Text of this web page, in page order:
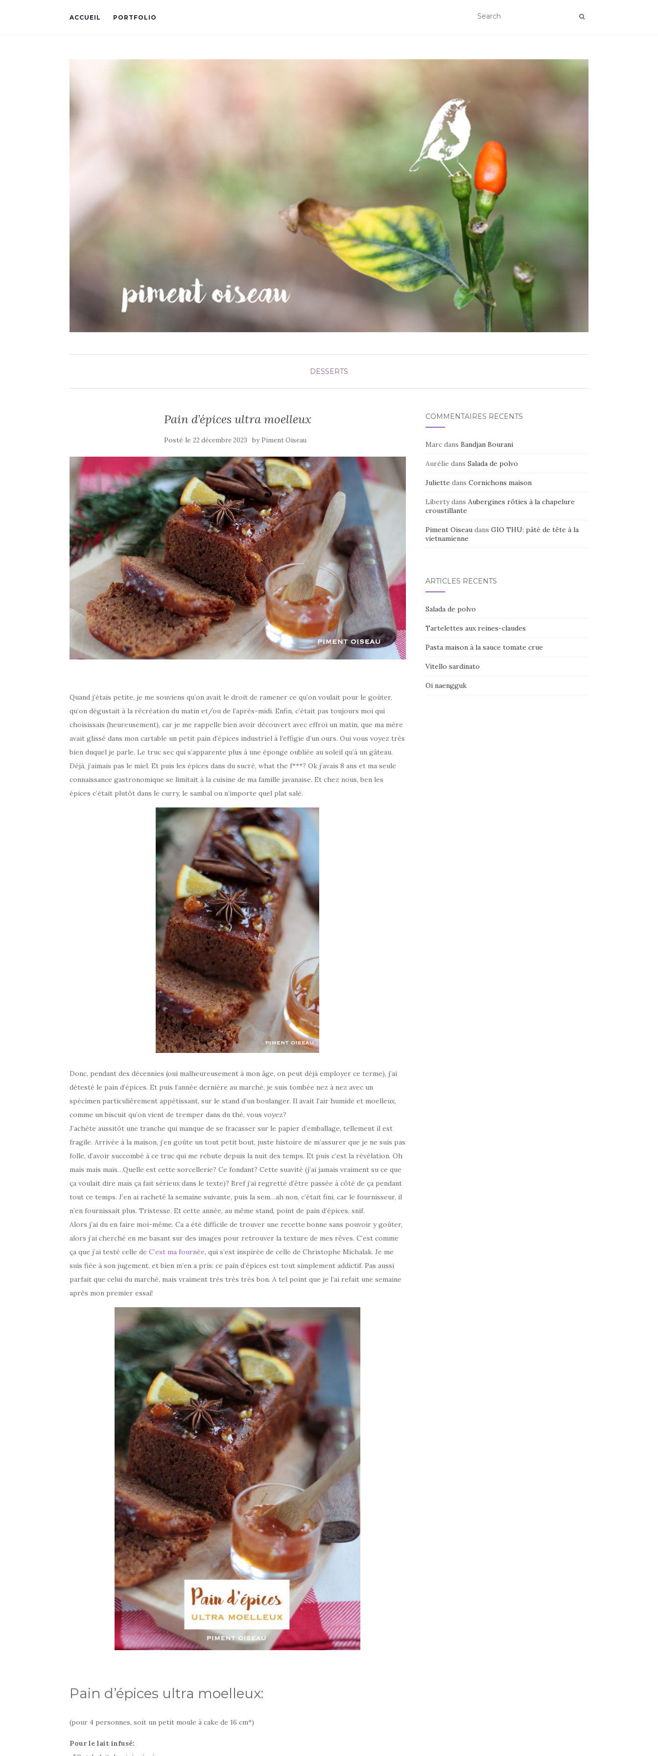
ACCUEIL PORTFOLIO
DESSERTS
Pain d’épices ultra moelleux
Posté le 22 décembre 2023 by Piment Oiseau
Quand j’étais petite, je me souviens qu’on avait le droit de ramener ce qu’on voulait pour le goûter,
qu’on dégustait à la récréation du matin et/ou de l’après-midi. Enfin, c’était pas toujours moi qui
choisissais (heureusement), car je me rappelle bien avoir découvert avec effroi un matin, que ma mère
avait glissé dans mon cartable un petit pain d’épices industriel à l’effigie d’un ours. Oui vous voyez très
bien duquel je parle. Le truc sec qui s’apparente plus à une éponge oubliée au soleil qu’à un gâteau.
Déjà, j’aimais pas le miel. Et puis les épices dans du sucré, what the f***? Ok j’avais 8 ans et ma seule
connaissance gastronomique se limitait à la cuisine de ma famille javanaise. Et chez nous, ben les
épices c’était plutôt dans le curry, le sambal ou n’importe quel plat salé.
Donc, pendant des décennies (oui malheureusement à mon âge, on peut déjà employer ce terme), j’ai
détesté le pain d’épices. Et puis l’année dernière au marché, je suis tombée nez à nez avec un
spécimen particulièrement appétissant, sur le stand d’un boulanger. Il avait l’air humide et moelleux,
comme un biscuit qu’on vient de tremper dans du thé, vous voyez?
J’achète aussitôt une tranche qui manque de se fracasser sur le papier d’emballage, tellement il est
fragile. Arrivée à la maison, j’en goûte un tout petit bout, juste histoire de m’assurer que je ne suis pas
folle, d’avoir succombé à ce truc qui me rebute depuis la nuit des temps. Et puis c’est la révélation. Oh
mais mais mais…Quelle est cette sorcellerie? Ce fondant? Cette suavité (j’ai jamais vraiment su ce que
ça voulait dire mais ça fait sérieux dans le texte)? Bref j’ai regretté d’être passée à côté de ça pendant
tout ce temps. J’en ai racheté la semaine suivante, puis la sem…ah non, c’était fini, car le fournisseur, il
n’en fournissait plus. Tristesse. Et cette année, au même stand, point de pain d’épices, snif.
Alors j’ai du en faire moi-même. Ca a été difficile de trouver une recette bonne sans pouvoir y goûter,
alors j’ai cherché en me basant sur des images pour retrouver la texture de mes rêves. C’est comme
ça que j’ai testé celle de C’est ma fournée, qui s’est inspirée de celle de Christophe Michalak. Je me
suis fiée à son jugement, et bien m’en a pris: ce pain d’épices est tout simplement addictif. Pas aussi
parfait que celui du marché, mais vraiment très très très bon. A tel point que je l’ai refait une semaine
après mon premier essai!
Pain d’épices ultra moelleux:
(pour 4 personnes, soit un petit moule à cake de 16 cm*)
Pour le lait infusé:
COMMENTAIRES RÉCENTS
Marcdans Bandjan Bourani
Aurélie dans Salada de polvo
Juliette dans Cornichons maison
Libertydans Aubergines rôties à la chapelure
croustillante
Piment Oiseaudans GIO THU: pâté de tête à la
vietnamienne
ARTICLES RÉCENTS
Salada de polvo
Tartelettes aux reines-claudes
Pasta maison à la sauce tomate crue
Vitello sardinato
Oi naengguk